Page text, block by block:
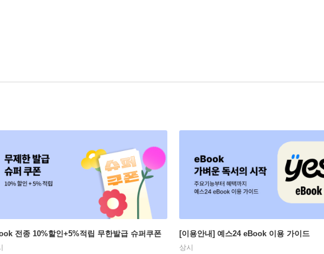
전종 10%할인+5%적립 무한발급 슈퍼쿠폰 [이용안내] 예스24 eBook 이용 가이드
상시